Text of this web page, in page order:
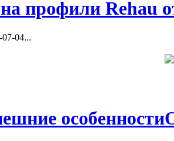
профили Rehau
04...
особенности